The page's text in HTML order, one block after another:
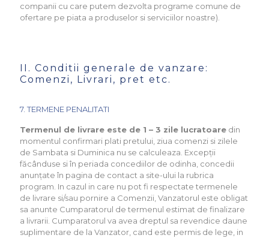
companii cu care putem dezvolta programe comune de
ofertare pe piata a produselor si serviciilor noastre).
II. Conditii generale de vanzare:
Comenzi, Livrari, pret etc.
7. TERMENE PENALITATI
Termenul de livrare este de 1 – 3 zile lucratoare din
momentul confirmari plati pretului, ziua comenzi si zilele
de Sambata si Duminica nu se calculeaza. Excepții
făcânduse si în periada concediilor de odinha, concedii
anunțate în pagina de contact a site-ului la rubrica
program. In cazul in care nu pot fi respectate termenele
de livrare si/sau pornire a Comenzii, Vanzatorul este obligat
sa anunte Cumparatorul de termenul estimat de finalizare
a livrarii. Cumparatorul va avea dreptul sa revendice daune
suplimentare de la Vanzator, cand este permis de lege, in